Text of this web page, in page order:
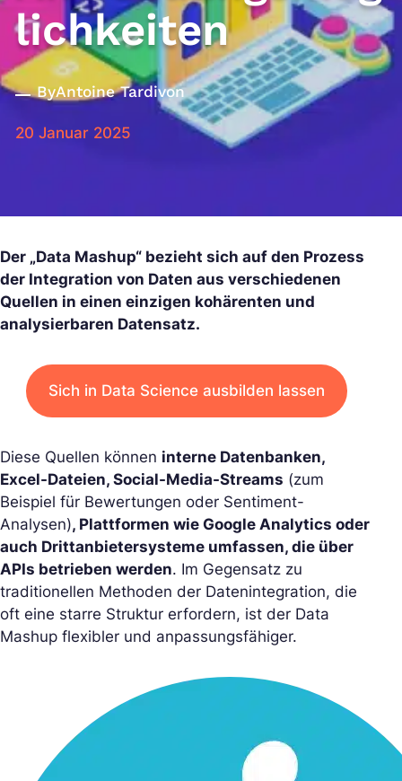
lichkeiten
ByAntoine Tardivon
20 Januar 2025
Der „Data Mashup“ bezieht sich auf den Prozess
der Integration von Daten aus verschiedenen
Quellen in einen einzigen kohärenten und
analysierbaren Datensatz.
Sich in Data Science ausbilden lassen
Diese Quellen können interne Datenbanken,
Excel-Dateien, Social-Media-Streams (zum
Beispiel für Bewertungen oder Sentiment-
Analysen), Plattformen wie Google Analytics oder
auch Drittanbietersysteme umfassen, die über
APIs betrieben werden. Im Gegensatz zu
traditionellen Methoden der Datenintegration, die
oft eine starre Struktur erfordern, ist der Data
Mashup flexibler und anpassungsfähiger.